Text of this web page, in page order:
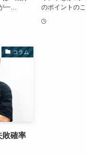
一...
のポイントの
コラム
敗確率